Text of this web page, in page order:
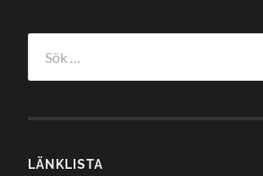
efter:
LÄNKLISTA